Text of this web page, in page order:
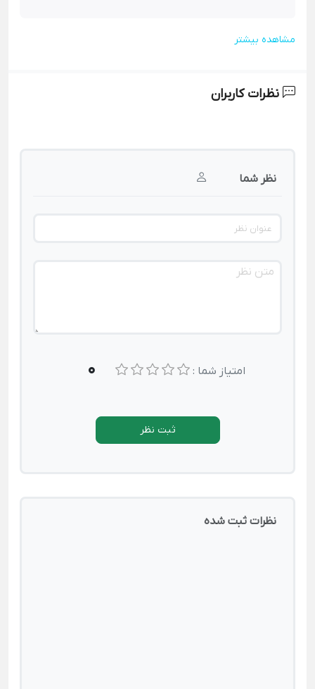
مشاهده بیشتر
نظرات کاربران
نظر شما
امتیاز شما : 0
ثبت نظر
نظرات ثبت شده